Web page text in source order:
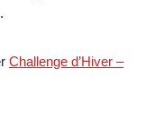
Challenge d’Hiver –